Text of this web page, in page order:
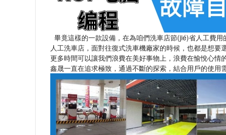
畢竟這樣的一款設備，在為咱們洗車店節(jié)省人工費用
人工洗車店，面對往復式洗車機廠家的時候，也都是
更多時間可以讓我們浪費在美好事物上，浪費在愉悅心情的
鑫晟一直在追求極致，通過不斷的探索，結合用戶的使